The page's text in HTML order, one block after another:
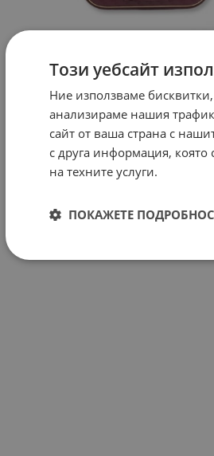
Този уебсайт
Ние използваме
анализираме нашия
сайт от ваша страна с
с друга информация, която
на техните услуги.
ПОКАЖЕТЕ